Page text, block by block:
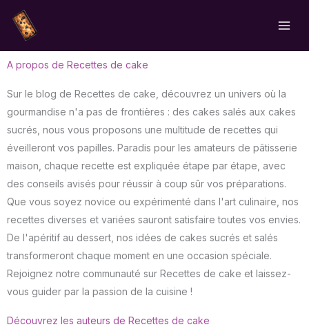
contenu
A propos de Recettes de cake
Sur le blog de Recettes de cake, découvrez un univers où la
gourmandise n'a pas de frontières : des cakes salés aux cakes
sucrés, nous vous proposons une multitude de recettes qui
éveilleront vos papilles. Paradis pour les amateurs de pâtisserie
maison, chaque recette est expliquée étape par étape, avec
des conseils avisés pour réussir à coup sûr vos préparations.
Que vous soyez novice ou expérimenté dans l'art culinaire, nos
recettes diverses et variées sauront satisfaire toutes vos envies.
De l'apéritif au dessert, nos idées de cakes sucrés et salés
transformeront chaque moment en une occasion spéciale.
Rejoignez notre communauté sur Recettes de cake et laissez-
vous guider par la passion de la cuisine !
Découvrez les auteurs de Recettes de cake